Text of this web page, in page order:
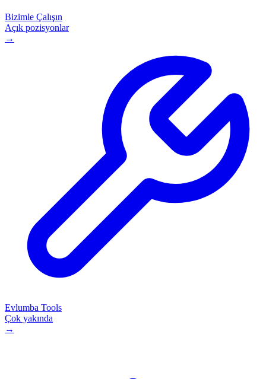
Bizimle Çalışın
Açık pozisyonlar
→
Evlumba Tools
Çok yakında
→